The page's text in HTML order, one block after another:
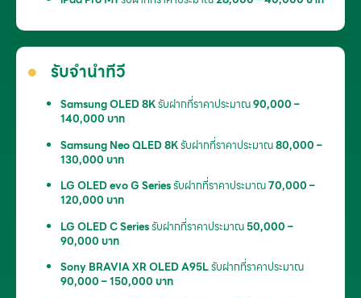
รับจำนำทีวี
Samsung OLED 8Kรับฝากที่ราคาประมาณ90,000 –
140,000 บาท
Samsung Neo QLED 8Kรับฝากที่ราคาประมาณ80,000 –
130,000 บาท
LG OLED evo G Seriesรับฝากที่ราคาประมาณ70,000 –
120,000 บาท
LG OLED C Seriesรับฝากที่ราคาประมาณ50,000 –
90,000 บาท
Sony BRAVIA XR OLED A95Lรับฝากที่ราคาประมาณ
90,000 – 150,000 บาท